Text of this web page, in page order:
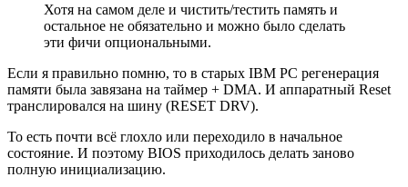
Хотя на самом деле и чистить/тестить память и
остальное не обязательно и можно было сделать
эти фичи опциональными.
Если я правильно помню, то в старых IBM PC регенерация
памяти была завязана на таймер + DMA. И аппаратный Reset
транслировался на шину (RESET DRV).
То есть почти всё глохло или переходило в начальное
состояние. И поэтому BIOS приходилось делать заново
полную инициализацию.